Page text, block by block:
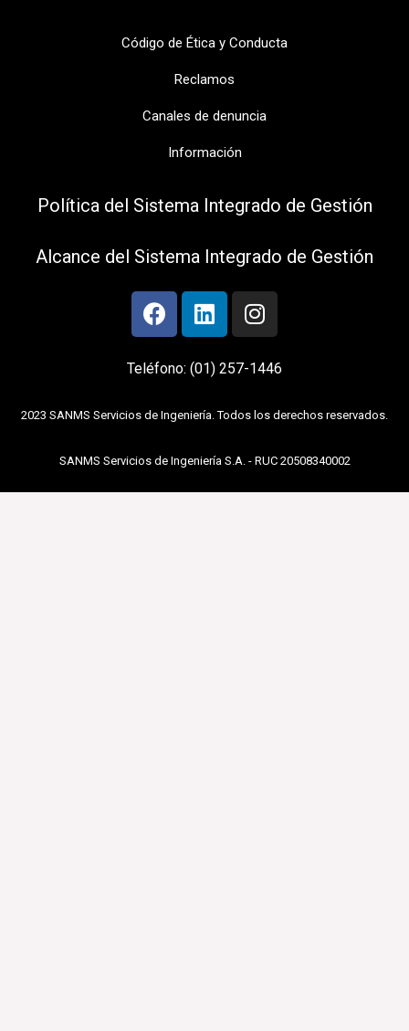
Código de Ética y Conducta
Reclamos
Canales de denuncia
Información
Política del Sistema Integrado de Gestión
Alcance del Sistema Integrado de Gestión
Teléfono: (01) 257-1446
2023 SANMS Servicios de Ingeniería. Todos los derechos reservados.
SANMS Servicios de Ingeniería S.A. - RUC 20508340002